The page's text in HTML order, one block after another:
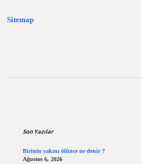
Sitemap
Son Yazılar
Birinin yakını ölünce ne denir ?
Ağustos 6, 2026